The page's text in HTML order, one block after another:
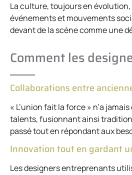
La culture, toujours en
événements et mouvements
devant de la scène comme une
Comment les
Collaborations entre
« L’union fait la force » n’a
talents, fusionnant ainsi
passé tout en répondant aux
Innovation tout en gardant
Les designers entreprenants